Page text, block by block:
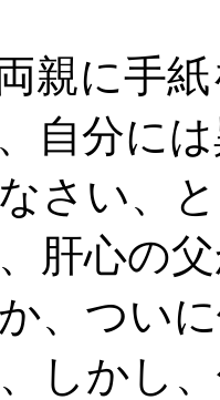
に手紙
自分に
さい、
肝心の
、つい
しかし